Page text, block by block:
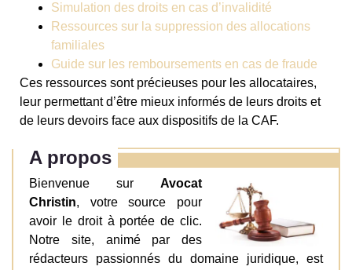
Simulation des droits en cas d’invalidité
Ressources sur la suppression des allocations
familiales
Guide sur les remboursements en cas de fraude
Ces ressources sont précieuses pour les allocataires,
leur permettant d’être mieux informés de leurs droits et
de leurs devoirs face aux dispositifs de la CAF.
A propos
Bienvenue sur Avocat
Christin, votre source pour
avoir le droit à portée de clic.
Notre site, animé par des
rédacteurs passionnés du domaine juridique, est